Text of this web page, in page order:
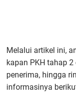
Melalui artikel ini,
kapan PKH tahap
penerima, hingga
informasinya